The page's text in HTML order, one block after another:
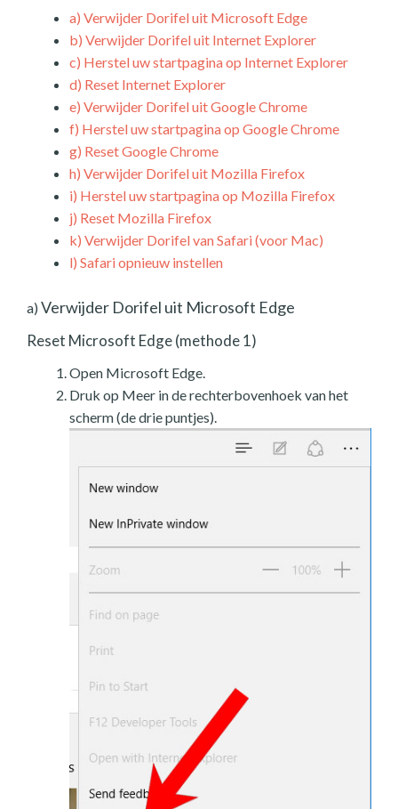
a) Verwijder Dorifel uit Microsoft Edge
b) Verwijder Dorifel uit Internet Explorer
c) Herstel uw startpagina op Internet Explorer
d) Reset Internet Explorer
e) Verwijder Dorifel uit Google Chrome
f) Herstel uw startpagina op Google Chrome
g) Reset Google Chrome
h) Verwijder Dorifel uit Mozilla Firefox
i) Herstel uw startpagina op Mozilla Firefox
j) Reset Mozilla Firefox
k) Verwijder Dorifel van Safari (voor Mac)
l) Safari opnieuw instellen
a) Verwijder Dorifel uit Microsoft Edge
Reset Microsoft Edge (methode 1)
Open Microsoft Edge.
Druk op Meer in de rechterbovenhoek van het
scherm (de drie puntjes).